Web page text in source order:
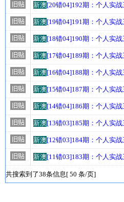
新澳[20错04]192期：个人实
新澳[19错04]191期：个人实
新澳[18错04]190期：个人实
新澳[17错04]189期：个人实
新澳[16错04]188期：个人实
新澳[15错04]187期：个人实
新澳[14错04]186期：个人实
新澳[13错03]185期：个人实
新澳[12错03]184期：个人实
新澳[11错03]183期：个人实
共搜索到了38条信息[ 50 条/页]